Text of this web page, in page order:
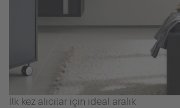
İlk kez alıcılar için ideal aralık